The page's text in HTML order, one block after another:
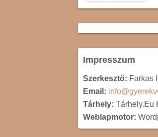
Impresszum
Szerkesztő: Farkas
Email:
Tárhely: Tárhely.Eu
Weblapmotor: